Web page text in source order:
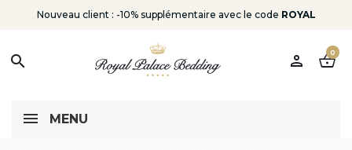
Nouveau client : -10% supplémentaire avec le code ROYAL
search person shopping_basket
0
MENU